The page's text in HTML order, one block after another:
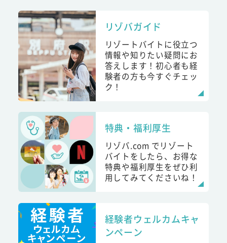
リゾバガイド
リゾートバイトに役立つ
情報や知りたい疑問にお
答えします！初心者も経
験者の方も今すぐチェッ
ク！
特典・福利厚生
リゾバ.com でリゾート
バイトをしたら、お得な
特典や福利厚生をぜひ利
用してみてくださいね！
経験者ウェルカムキャ
ンペーン